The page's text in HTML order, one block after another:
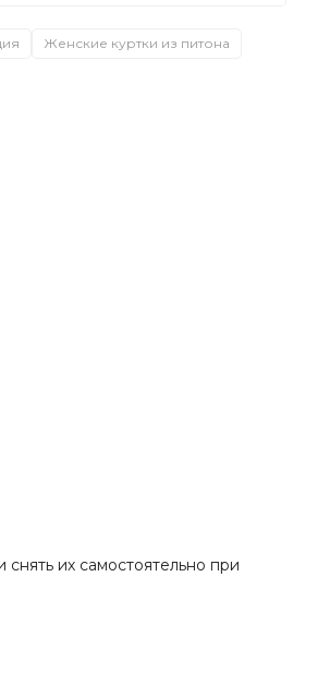
Женские куртки из питона
их самостоятельно при